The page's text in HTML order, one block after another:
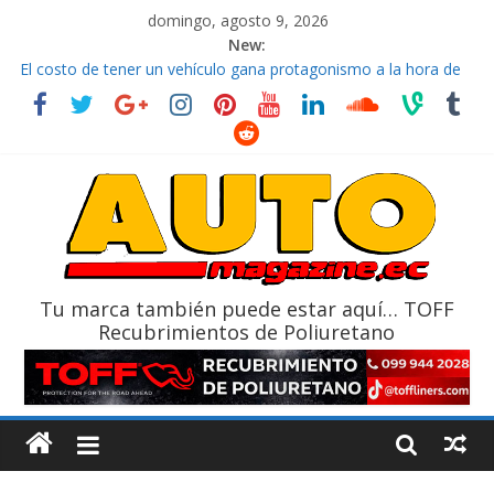
domingo, agosto 9, 2026
New:
La FEDAK recibe 12 Sinotruk Bolden para cubrir las rutas de La
Vuelta
El costo de tener un vehículo gana protagonismo a la hora de
¿Qué puede pasar con tu vehículo si permanece varios días sin
La Vuelta al Ecuador 2026, edición 47ª, recorre 7 provincias en 8
Tu marca también puede estar aquí… TOFF
Recubrimientos de Poliuretano